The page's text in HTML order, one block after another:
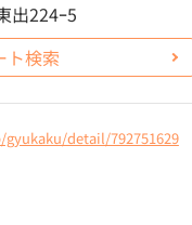
出224ｰ5
ト検索
detail/792751629